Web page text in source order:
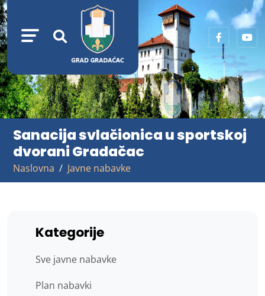
Sanacija svlačionica u sportskoj
dvorani Gradačac
Naslovna Javne nabavke
Kategorije
Sve javne nabavke
Plan nabavki